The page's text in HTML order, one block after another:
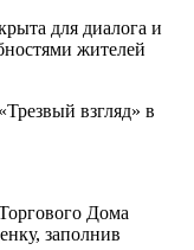
для диалога и
жителей
взгляд» в
Дома
заполнив